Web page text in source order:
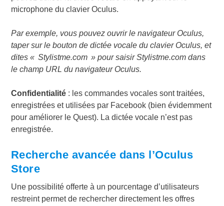
microphone du clavier Oculus.
Par exemple, vous pouvez ouvrir le navigateur Oculus,
taper sur le bouton de dictée vocale du clavier Oculus, et
dites « Stylistme.com» pour saisirStylistme.comdans
le champ URL du navigateur Oculus.
Confidentialité: les commandes vocales sont traitées,
enregistrées et utilisées par Facebook (bien évidemment
pour améliorer le Quest). La dictée vocale n’est pas
enregistrée.
Recherche avancée dans l’Oculus
Store
Une possibilité offerte à un pourcentage d’utilisateurs
restreint permet de rechercher directement les offres